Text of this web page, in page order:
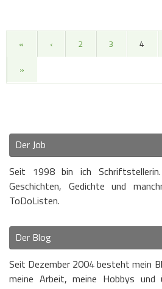
« ‹ 2 3 4
»
Der Job
Seit 1998 bin ich
Geschichten, Gedichte und
ToDoListen.
Der Blog
Seit Dezember 2004 besteht mein
meine Arbeit, meine Hobbys